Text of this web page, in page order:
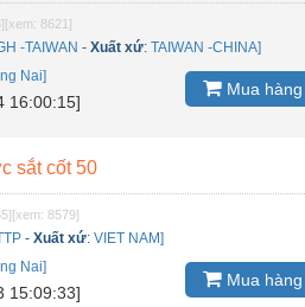
[xem: 8621]
-TAIWAN -Xuất xứ:TAIWAN -CHINA]
Nai]
16:00:15]
Mua hàng
sắt cốt 50
[xem: 8579]
-Xuất xứ:VIET NAM]
Nai]
15:09:33]
Mua hàng